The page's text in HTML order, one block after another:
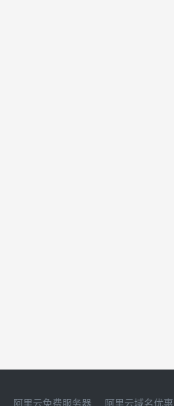
阿里云免费服务器 阿里云域名优